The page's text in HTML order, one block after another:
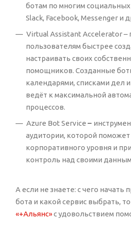
ботам по многим социальных
Slack, Facebook, Messenger и
Virtual Assistant Accelerator –
пользователям быстрее
настраивать своих
помощников. Созданные
календарями, списками дел
ведёт к максимальной
процессов.
Azure Bot Service –
аудитории, которой поможет
корпоративного уровня и
контроль над своими
А если не знаете: с чего начать
бота и какой сервис выбрать,
«+Альянс»с удовольствием